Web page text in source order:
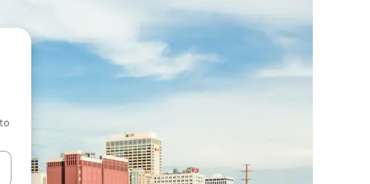
os usando as seta para cima e para baixo do teclado ou tocando e deslizando o dedo na tela.